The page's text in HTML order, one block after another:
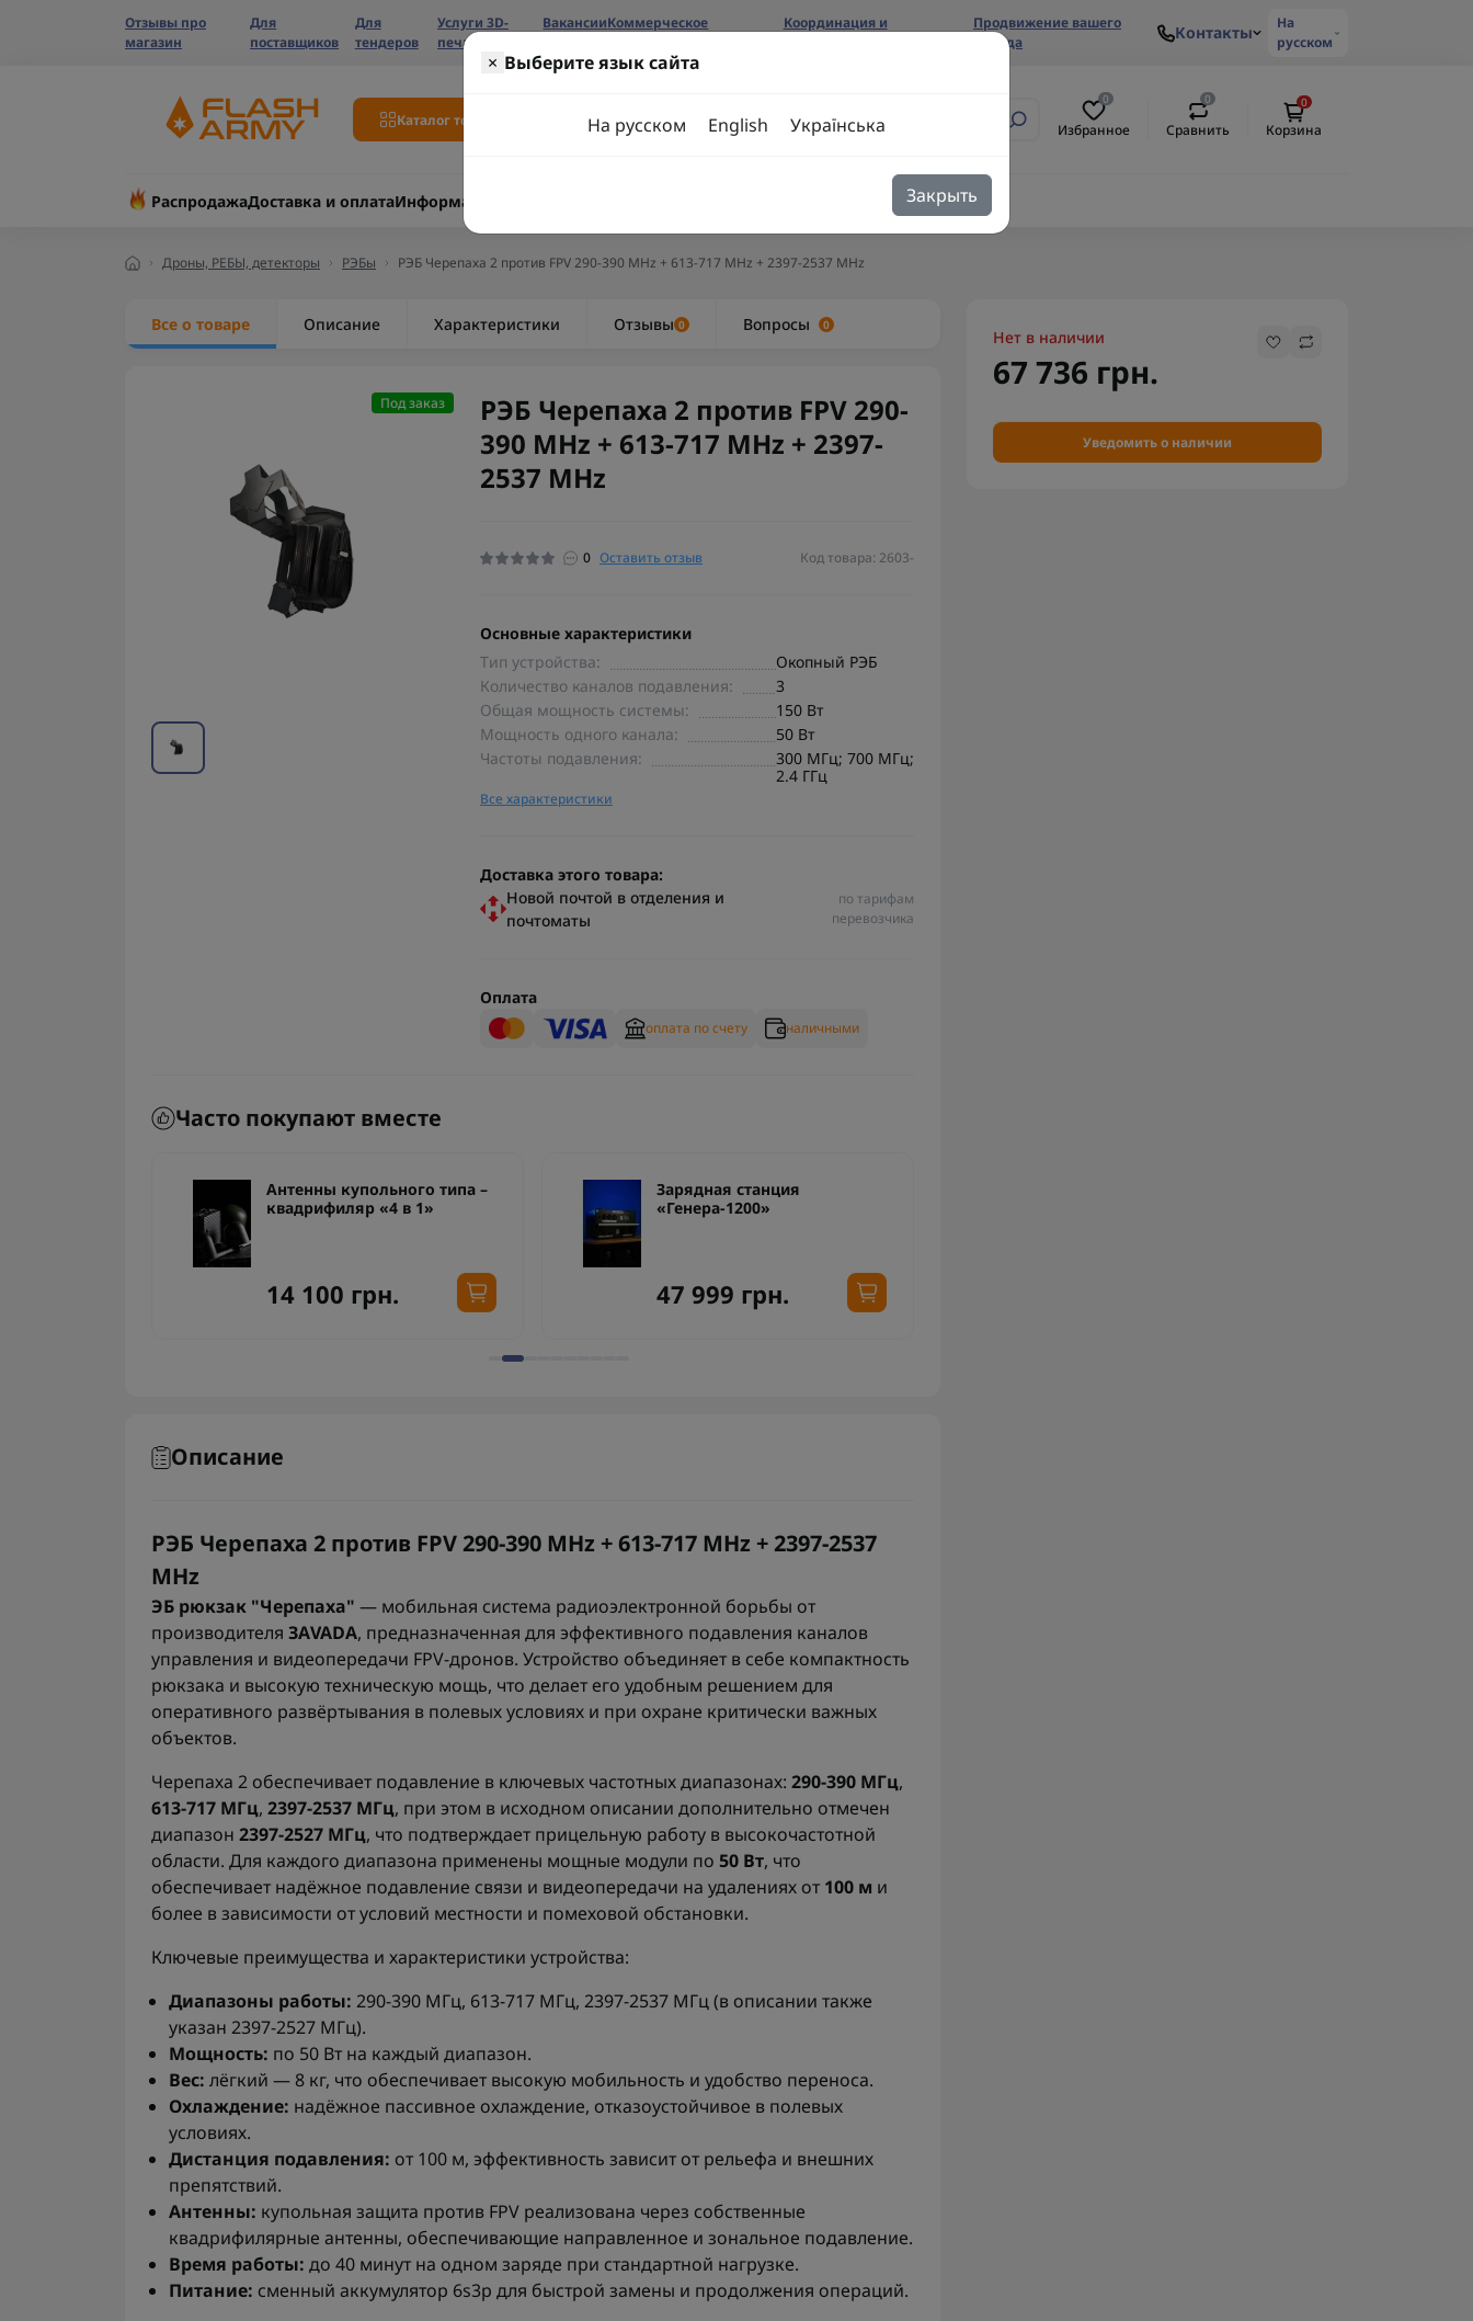
Отзывы про
магазин
Для
поставщиков
Для
тендеров
Услуги 3D-
печати
ВакансииКоммерческое
Координация и
Продвижение вашего
бренда
Контакты
На
русском
Каталог товаров
0
Избранное
0
Сравнить
0
Корзина
РаспродажаДоставка и оплатаИнформация
Дроны, РЕБЫ, детекторы РЭБы РЭБ Черепаха 2 против FPV 290-390 MHz + 613-717 MHz + 2397-2537 MHz
× Выберите язык сайта
На русском English Українська
Закрыть
Все о товаре Описание Характеристики Отзывы 0 Вопросы 0
Под заказ
РЭБ Черепаха 2 против FPV 290-
390 MHz + 613-717 MHz + 2397-
2537 MHz
0 Оставить отзыв Код товара: 2603-
Нет в наличии
67 736 грн.
Уведомить о наличии
Основные характеристики
Тип устройства:
Окопный РЭБ
Количество каналов подавления:
3
Общая мощность системы:
150 Вт
Мощность одного канала:
50 Вт
Частоты подавления:
300 МГц; 700 МГц;
2.4 ГГц
Все характеристики
Доставка этого товара:
Новой почтой в отделения и
почтоматы
по тарифам
перевозчика
Оплата
оплата по счету наличными
Часто покупают вместе
Антенны купольного типа –
квадрифиляр «4 в 1»
14 100 грн.
Зарядная станция
«Генера-1200»
47 999 грн.
Описание
РЭБ Черепаха 2 против FPV 290-390 MHz + 613-717 MHz + 2397-2537
MHz
ЭБ рюкзак "Черепаха" — мобильная система радиоэлектронной борьбы от
производителя ЗАVADA, предназначенная для эффективного подавления каналов
управления и видеопередачи FPV-дронов. Устройство объединяет в себе компактность
рюкзака и высокую техническую мощь, что делает его удобным решением для
оперативного развёртывания в полевых условиях и при охране критически важных
объектов.
Черепаха 2 обеспечивает подавление в ключевых частотных диапазонах: 290-390 МГц,
613-717 МГц, 2397-2537 МГц, при этом в исходном описании дополнительно отмечен
диапазон 2397-2527 МГц, что подтверждает прицельную работу в высокочастотной
области. Для каждого диапазона применены мощные модули по 50 Вт, что
обеспечивает надёжное подавление связи и видеопередачи на удалениях от 100 м и
более в зависимости от условий местности и помеховой обстановки.
Ключевые преимущества и характеристики устройства:
Диапазоны работы: 290-390 МГц, 613-717 МГц, 2397-2537 МГц (в описании также
указан 2397-2527 МГц).
Мощность: по 50 Вт на каждый диапазон.
Вес: лёгкий — 8 кг, что обеспечивает высокую мобильность и удобство переноса.
Охлаждение: надёжное пассивное охлаждение, отказоустойчивое в полевых
условиях.
Дистанция подавления: от 100 м, эффективность зависит от рельефа и внешних
препятствий.
Антенны: купольная защита против FPV реализована через собственные
квадрифилярные антенны, обеспечивающие направленное и зональное подавление.
Время работы: до 40 минут на одном заряде при стандартной нагрузке.
Питание: сменный аккумулятор 6s3p для быстрой замены и продолжения операций.